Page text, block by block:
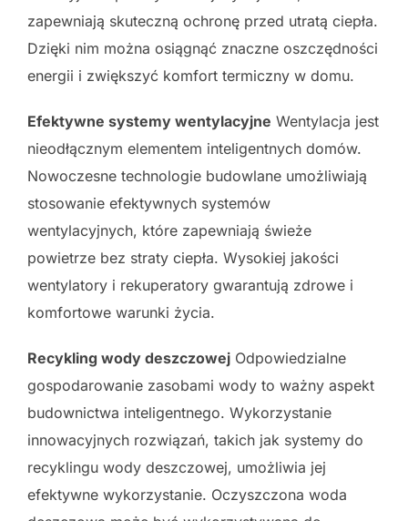
zapewniają skuteczną ochronę przed utratą ciepła.
Dzięki nim można osiągnąć znaczne oszczędności
energii i zwiększyć komfort termiczny w domu.
Efektywne systemy wentylacyjne Wentylacja jest
nieodłącznym elementem inteligentnych domów.
Nowoczesne technologie budowlane umożliwiają
stosowanie efektywnych systemów
wentylacyjnych, które zapewniają świeże
powietrze bez straty ciepła. Wysokiej jakości
wentylatory i rekuperatory gwarantują zdrowe i
komfortowe warunki życia.
Recykling wody deszczowej Odpowiedzialne
gospodarowanie zasobami wody to ważny aspekt
budownictwa inteligentnego. Wykorzystanie
innowacyjnych rozwiązań, takich jak systemy do
recyklingu wody deszczowej, umożliwia jej
efektywne wykorzystanie. Oczyszczona woda